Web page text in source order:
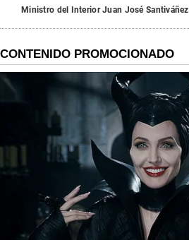
Ministro del Interior Juan José Santiváñez